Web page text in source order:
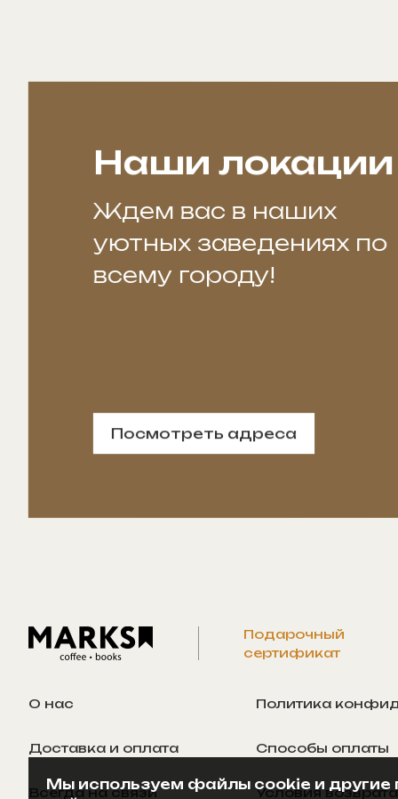
Наши локации
Ждем вас в наших
уютных заведениях по
всему городу!
Посмотреть адреса
Подарочный
сертификат
О нас
Доставка и оплата
Всегда на связи
Политика
Способы оплаты
Условия возврата
Мы используем файлы cookie и другие